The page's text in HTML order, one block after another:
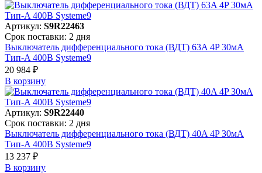
Артикул: S9R22463
Срок поставки: 2 дня
Выключатель дифференциального тока (ВДТ) 63A 4P 30мА
Тип-A 400В Systeme9
20 984 ₽
В корзинy
Артикул: S9R22440
Срок поставки: 2 дня
Выключатель дифференциального тока (ВДТ) 40A 4P 30мА
Тип-A 400В Systeme9
13 237 ₽
В корзинy